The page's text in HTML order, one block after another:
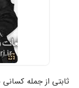
ثابتی از جمله